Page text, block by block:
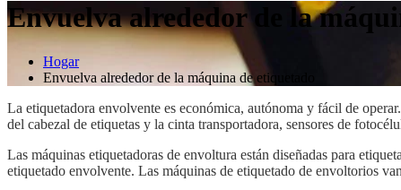
Envuelva alrededor de la
Hogar
Envuelva alrededor de la máquina de etiquetado
La etiquetadora envolvente es económica, autónoma y fácil de
del cabezal de etiquetas y la cinta transportadora, sensores de
Las máquinas etiquetadoras de envoltura están diseñadas para
etiquetado envolvente. Las máquinas de etiquetado de envoltorios